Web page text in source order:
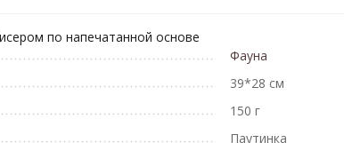
по напечатанной основе
Фауна
39*28 см
150 г
Паутинка